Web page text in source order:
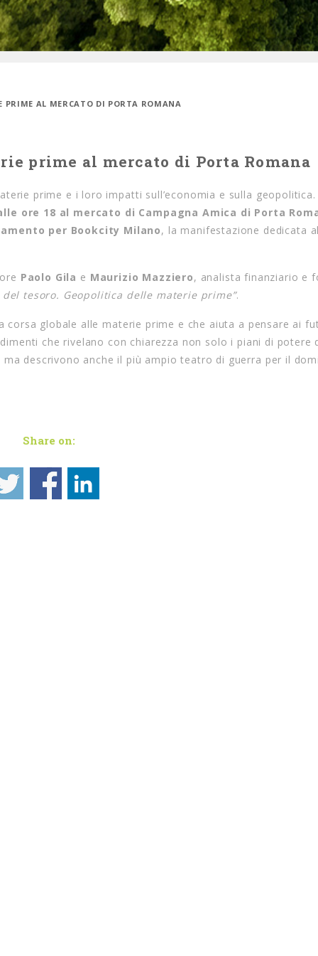
PRIME AL MERCATO DI PORTA ROMANA
prime al mercato di Porta Romana
prime e i loro impatti sull’economia e sulla geopolitica.
ore 18 al mercato di Campagna Amica di Porta
per Bookcity Milano, la manifestazione dedicata
Paolo Gila e Maurizio Mazziero, analista finanziario e
del tesoro. Geopolitica delle materie prime”.
globale alle materie prime e che aiuta a pensare ai
che rivelano con chiarezza non solo i piani di potere
ma descrivono anche il più ampio teatro di guerra per il
Share on: